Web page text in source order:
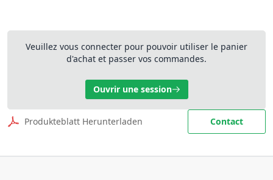
Veuillez vous connecter pour pouvoir utiliser le panier
d'achat et passer vos commandes.
Ouvrir une session
Produkteblatt Herunterladen Contact